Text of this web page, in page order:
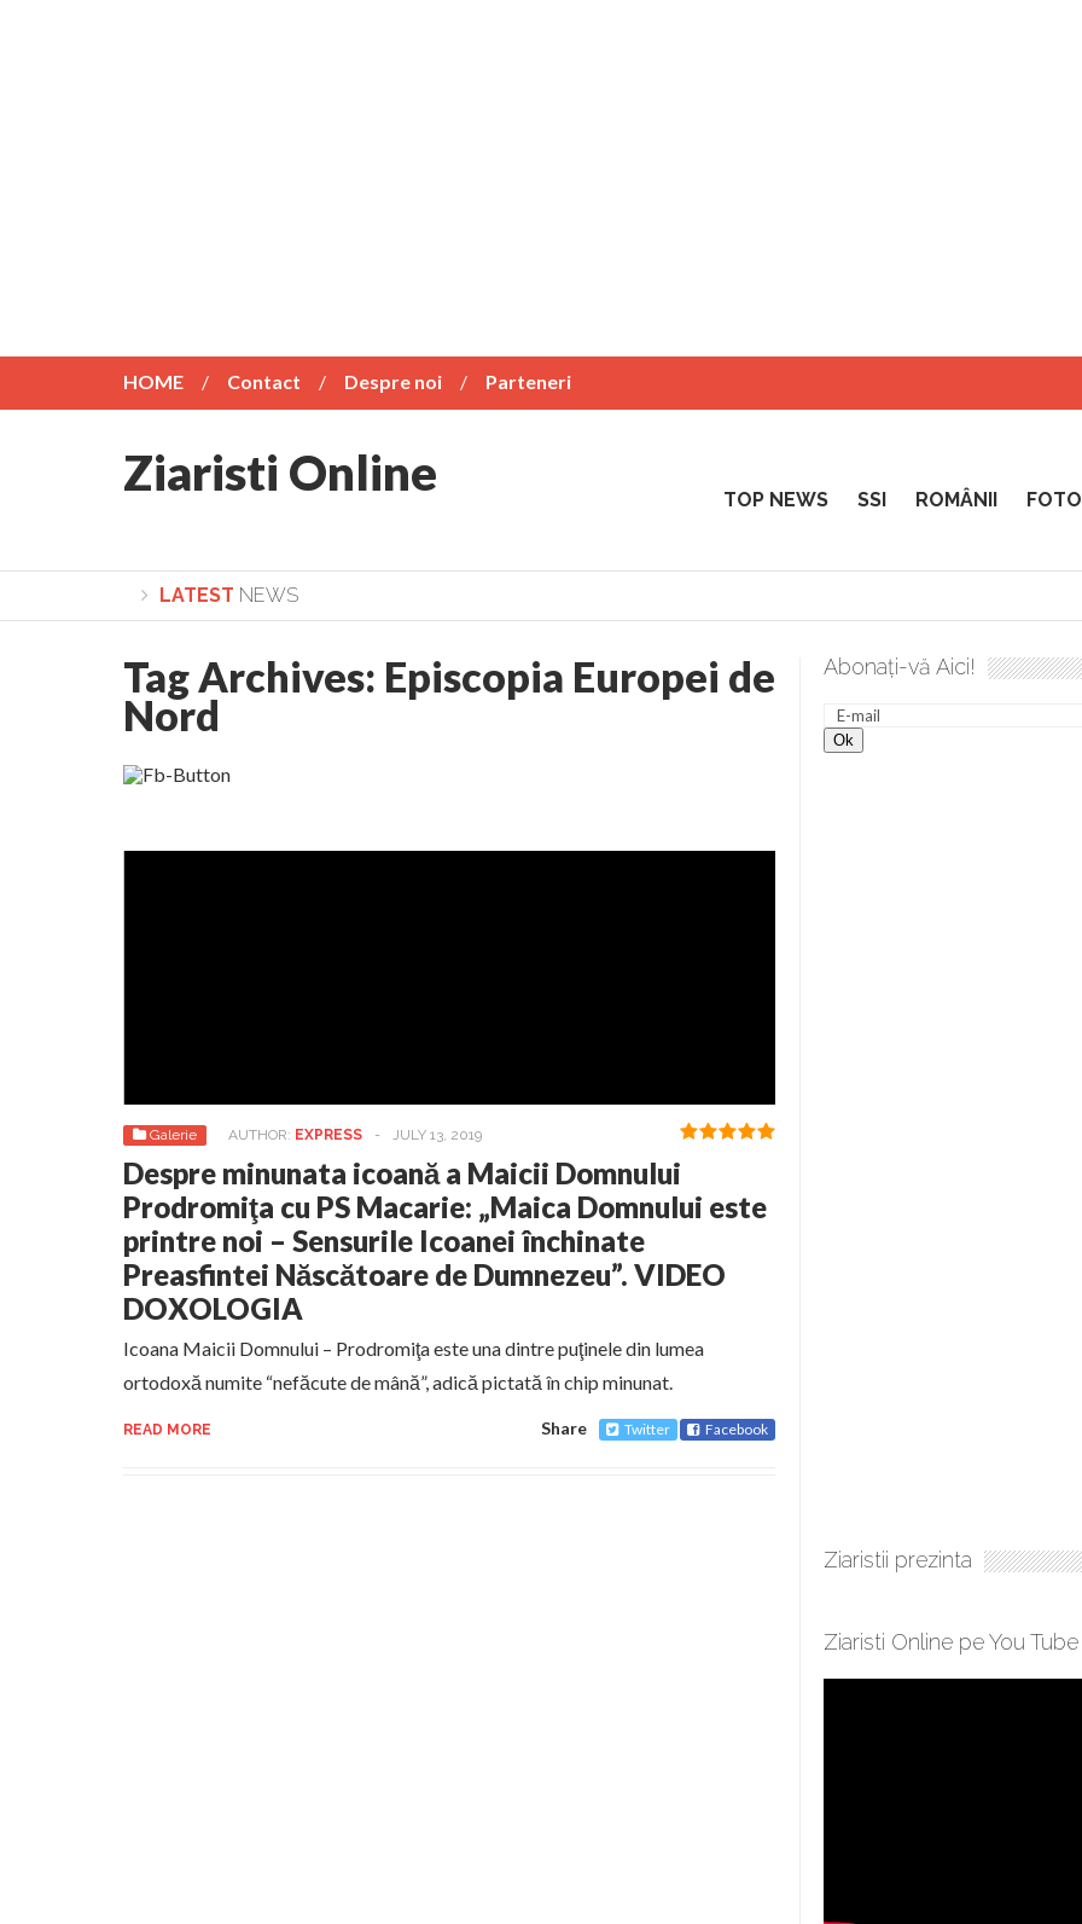
HOME Contact Despre noi Parteneri
Ziaristi Online TOP NEWS SSI ROMÂNII
LATEST NEWS
Lepădarea de sine și urmarea lui Hristos. Calea spre desăvârșire. Gând de duminică de Elena Solunca Moise
Tag Archives: Episcopia Europei de
Nord
Galerie AUTHOR: EXPRESS - JULY 13, 2019
Despre minunata icoană a Maicii Domnului
Prodromiţa cu PS Macarie: „Maica Domnului este
printre noi – Sensurile Icoanei închinate
Preasfintei Născătoare de Dumnezeu”. VIDEO
DOXOLOGIA
Icoana Maicii Domnului – Prodromiţa este una dintre puţinele din lumea
ortodoxă numite “nefăcute de mână”, adică pictată în chip minunat.
READ MORE Share Twitter Facebook
Abonați-vă Aici!
Ziaristii prezinta
Ziaristi Online pe You Tube